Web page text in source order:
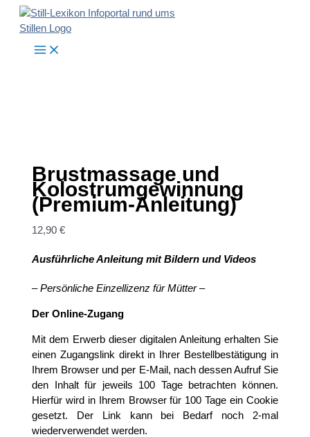
Zum
Inhalt
Brustmassage und
Kolostrumgewinnung
(Premium-Anleitung)
12,90€
Ausführliche Anleitung mit Bildern und Videos
– Persönliche Einzellizenz für Mütter –
Der Online-Zugang
Mit dem Erwerb dieser digitalen Anleitung erhalten Sie
einen Zugangslink direkt in Ihrer Bestellbestätigung in
Ihrem Browser und per E-Mail, nach dessen Aufruf Sie
den Inhalt für jeweils 100 Tage betrachten können.
Hierfür wird in Ihrem Browser für 100 Tage ein Cookie
gesetzt. Der Link kann bei Bedarf noch 2-mal
wiederverwendet werden.